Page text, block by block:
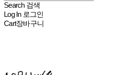
Search 검색
Log In 로그인
Cart장바구니